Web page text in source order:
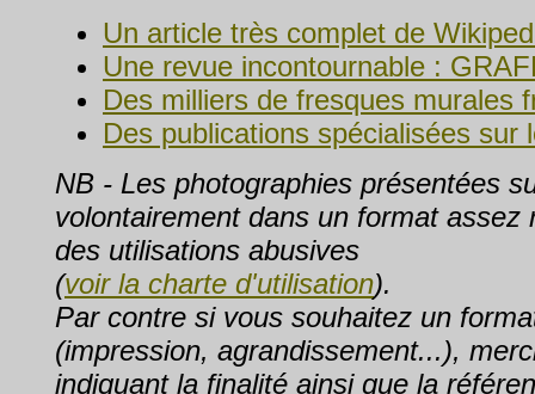
Un article très complet de
Une revue incontournable :
Des milliers de fresques murales
Des publications spécialisées sur
NB - Les photographies présentées
volontairement dans un format assez
des utilisations abusives
(voir la charte d'utilisation).
Par contre si vous souhaitez un
(impression, agrandissement...),
indiquant la finalité ainsi que la